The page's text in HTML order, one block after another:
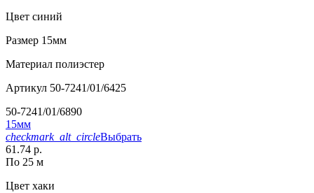
Цвет синий
Размер 15мм
Материал полиэстер
Артикул 50-7241/01/6425
50-7241/01/6890
15мм
checkmark_alt_circleВыбрать
61.74 р.
По 25 м
Цвет хаки